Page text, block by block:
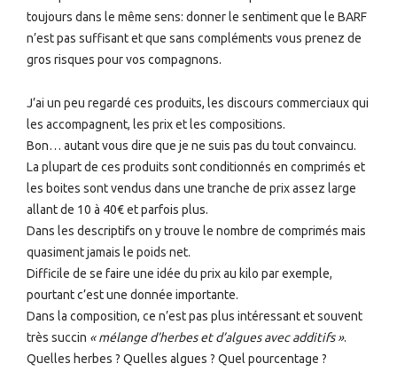
toujours dans le même sens: donner le sentiment que le BARF
n’est pas suffisant et que sans compléments vous prenez de
gros risques pour vos compagnons.
J’ai un peu regardé ces produits, les discours commerciaux qui
les accompagnent, les prix et les compositions.
Bon… autant vous dire que je ne suis pas du tout convaincu.
La plupart de ces produits sont conditionnés en comprimés et
les boites sont vendus dans une tranche de prix assez large
allant de 10 à 40€ et parfois plus.
Dans les descriptifs on y trouve le nombre de comprimés mais
quasiment jamais le poids net.
Difficile de se faire une idée du prix au kilo par exemple,
pourtant c’est une donnée importante.
Dans la composition, ce n’est pas plus intéressant et souvent
très succin « mélange d’herbes et d’algues avec additifs ».
Quelles herbes ? Quelles algues ? Quel pourcentage ?